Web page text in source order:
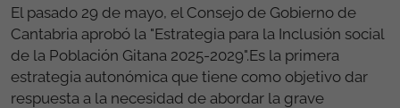
El pasado 29 de mayo, el Consejo de Gobierno de
Cantabria aprobó la "Estrategia para la Inclusión social
de la Población Gitana 2025-2029".Es la primera
estrategia autonómica que tiene como objetivo dar
respuesta a la necesidad de abordar la grave